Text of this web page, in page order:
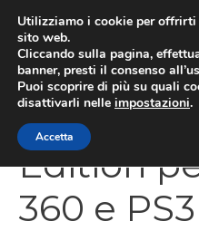
contenuto
Skyrim
Edition
360 e PS3
Utilizziamo i cookie per
sito web.
Cliccando sulla pagina,
banner, presti il consenso
Puoi scoprire di più su quali
disattivarli nelle impostazioni.
Accetta